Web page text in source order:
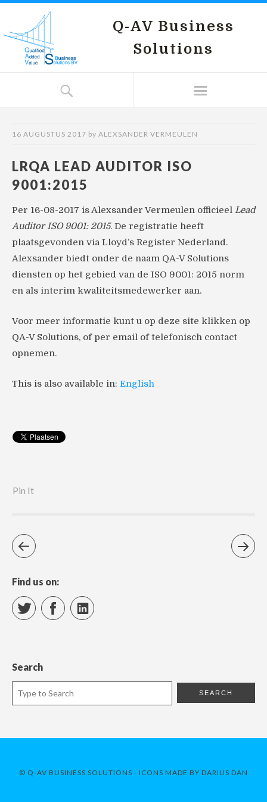
Q-AV Business
Solutions
16 AUGUSTUS 2017 by ALEXSANDER VERMEULEN
LRQA LEAD AUDITOR ISO
9001:2015
Per 16-08-2017 is Alexsander Vermeulen officieel Lead
Auditor ISO 9001: 2015. De registratie heeft
plaatsgevonden via Lloyd’s Register Nederland.
Alexsander biedt onder de naam QA-V Solutions
diensten op het gebied van de ISO 9001: 2015 norm
en als interim kwaliteitsmedewerker aan.
Voor meer informatie kunt u op deze site klikken op
QA-V Solutions, of per email of telefonisch contact
opnemen.
This is also available in: English
Pin It
Find us on:
TwitterFacebookLinkedIn
Search
© Q-AV BUSINESS SOLUTIONS - ICONS MADE BY DARIUS DAN